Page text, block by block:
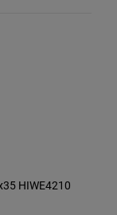
HIWE4210